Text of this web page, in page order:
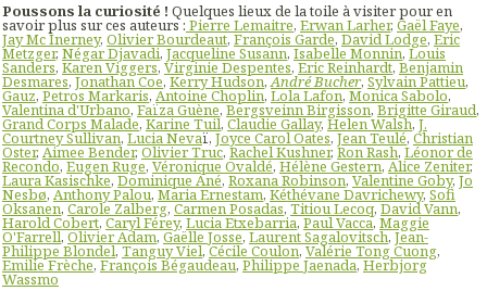
Poussons la curiosité ! Quelques lieux de la toile à visiter pour en
savoir plus sur ces auteurs : Pierre Lemaitre, Erwan Larher, Gaël Faye,
Jay Mc Inerney, Olivier Bourdeaut,François Garde,David Lodge,Eric
Metzger,Négar Djavadi,Jacqueline Susann,Isabelle Monnin,Louis
Sanders, Karen Viggers,Virginie Despentes,Eric Reinhardt,Benjamin
Desmares,Jonathan Coe,Kerry Hudson,André Bucher,Sylvain Pattieu,
Gauz,Petros Markaris,Antoine Choplin, Lola Lafon,Monica Sabolo,
Valentina d'Urbano,Faïza Guène,Bergsveinn Birgisson,Brigitte Giraud,
Grand Corps Malade,Karine Tuil,Claudie Gallay,Helen Walsh,J.
Courtney Sullivan,Lucia Nevaï,Joyce Carol Oates,Jean Teulé,Christian
Oster,Aimee Bender,Olivier Truc,Rachel Kushner, Ron Rash,Léonor de
Recondo,Eugen Ruge,Véronique Ovaldé,Hélène Gestern,Alice Zeniter,
Laura Kasischke,Dominique Ané,Roxana Robinson,Valentine Goby,Jo
Nesbø,Anthony Palou,Maria Ernestam,Kéthévane Davrichewy,Sofi
Oksanen,Carole Zalberg,Carmen Posadas,Titiou Lecoq,David Vann,
Harold Cobert,Caryl Férey,Lucia Etxebarria,Paul Vacca, Maggie
O'Farrell,Olivier Adam,Gaëlle Josse,Laurent Sagalovitsch,Jean-
Philippe Blondel,Tanguy Viel,Cécile Coulon,Valérie Tong Cuong,
Emilie Frèche,François Bégaudeau,Philippe Jaenada,Herbjorg
Wassmo